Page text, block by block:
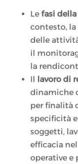
Le fasi
contesto,
delle
il
la
Il
lavoro di
dinamiche
per finalità
specificità
soggetti,
efficacia
operative e